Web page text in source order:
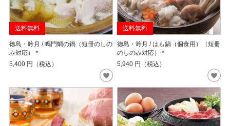
送料無料
徳島・吟月 / 鳴門鯛の鍋（短冊のしの
み対応）＊
5,400 円（税込）
送料無料
徳島・吟月 / はも鍋（個食用）（短冊
のしのみ対応）＊
5,940 円（税込）